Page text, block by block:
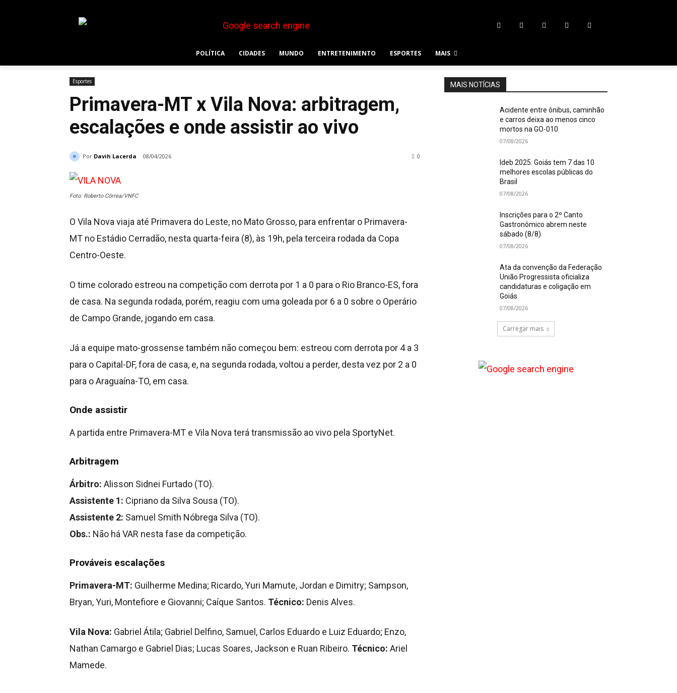
POLÍTICA CIDADES MUNDO ENTRETENIMENTO ESPORTES MAIS
Esportes
Primavera-MT x Vila Nova: arbitragem,
escalações e onde assistir ao vivo
Por Davih Lacerda 08/04/2026 0
Foto: Roberto Côrrea/VNFC
O Vila Nova viaja até Primavera do Leste, no Mato Grosso, para enfrentar o Primavera-
MT no Estádio Cerradão, nesta quarta-feira (8), às 19h, pela terceira rodada da Copa
Centro-Oeste.
O time colorado estreou na competição com derrota por 1 a 0 para o Rio Branco-ES, fora
de casa. Na segunda rodada, porém, reagiu com uma goleada por 6 a 0 sobre o Operário
de Campo Grande, jogando em casa.
Já a equipe mato-grossense também não começou bem: estreou com derrota por 4 a 3
para o Capital-DF, fora de casa, e, na segunda rodada, voltou a perder, desta vez por 2 a 0
para o Araguaína-TO, em casa.
Onde assistir
A partida entre Primavera-MT e Vila Nova terá transmissão ao vivo pela SportyNet.
Arbitragem
Árbitro: Alisson Sidnei Furtado (TO).
Assistente 1: Cipriano da Silva Sousa (TO).
Assistente 2: Samuel Smith Nóbrega Silva (TO).
Obs.: Não há VAR nesta fase da competição.
Prováveis escalações
Primavera-MT: Guilherme Medina; Ricardo, Yuri Mamute, Jordan e Dimitry; Sampson,
Bryan, Yuri, Montefiore e Giovanni; Caíque Santos. Técnico: Denis Alves.
Vila Nova: Gabriel Átila; Gabriel Delfino, Samuel, Carlos Eduardo e Luiz Eduardo; Enzo,
Nathan Camargo e Gabriel Dias; Lucas Soares, Jackson e Ruan Ribeiro. Técnico: Ariel
Mamede.
MAIS NOTÍCIAS
Acidente entre ônibus, caminhão
e carros deixa ao menos cinco
mortos na GO-010
07/08/2026
Ideb 2025: Goiás tem 7 das 10
melhores escolas públicas do
Brasil
07/08/2026
Inscrições para o 2º Canto
Gastronômico abrem neste
sábado (8/8)
07/08/2026
Ata da convenção da Federação
União Progressista oficializa
candidaturas e coligação em
Goiás
07/08/2026
Carregar mais